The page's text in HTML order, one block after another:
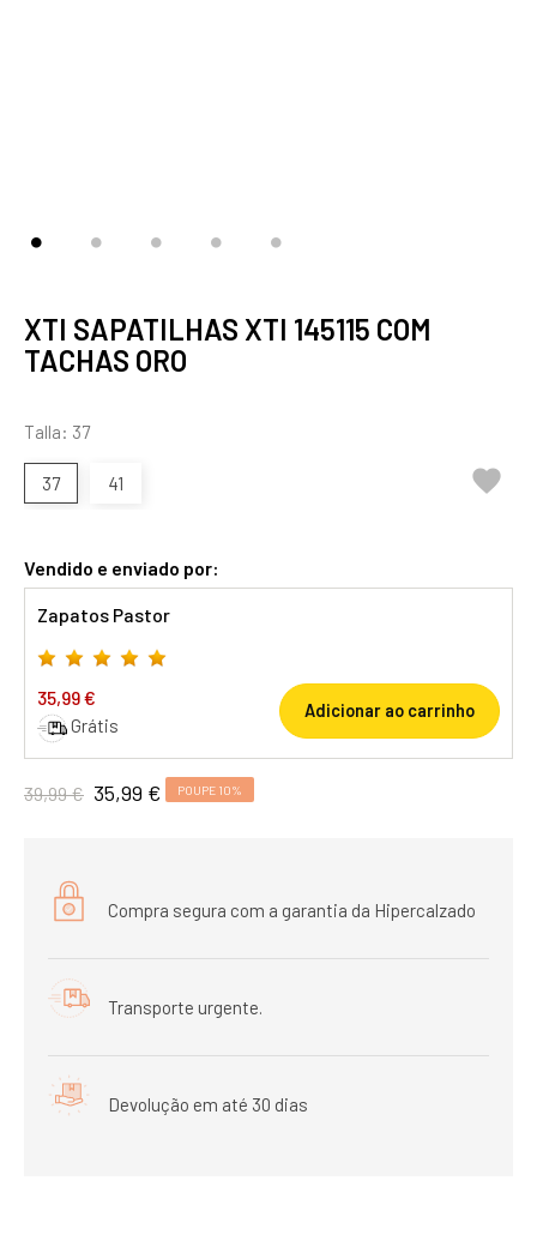
XTI SAPATILHAS XTI 145115 COM
TACHAS ORO
Talla: 37
37 41 
Vendido e enviado por:
Zapatos Pastor
35,99 €
Grátis
Adicionar ao carrinho
39,99 € 35,99 € POUPE 10%
Compra segura com a garantia da Hipercalzado
Transporte urgente.
Devolução em até 30 dias